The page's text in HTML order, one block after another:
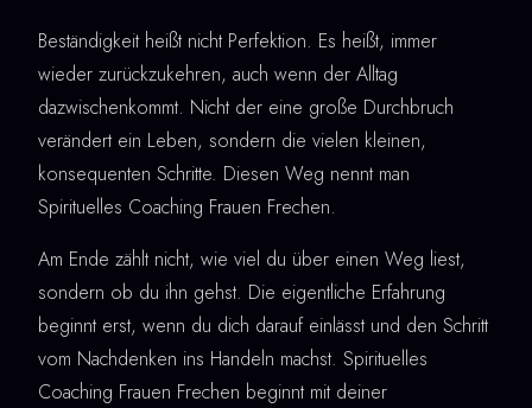
Beständigkeit heißt nicht Perfektion. Es heißt, immer
wieder zurückzukehren, auch wenn der Alltag
dazwischenkommt. Nicht der eine große Durchbruch
verändert ein Leben, sondern die vielen kleinen,
konsequenten Schritte. Diesen Weg nennt man
Spirituelles Coaching Frauen Frechen.
Am Ende zählt nicht, wie viel du über einen Weg liest,
sondern ob du ihn gehst. Die eigentliche Erfahrung
beginnt erst, wenn du dich darauf einlässt und den Schritt
vom Nachdenken ins Handeln machst. Spirituelles
Coaching Frauen Frechen beginnt mit deiner